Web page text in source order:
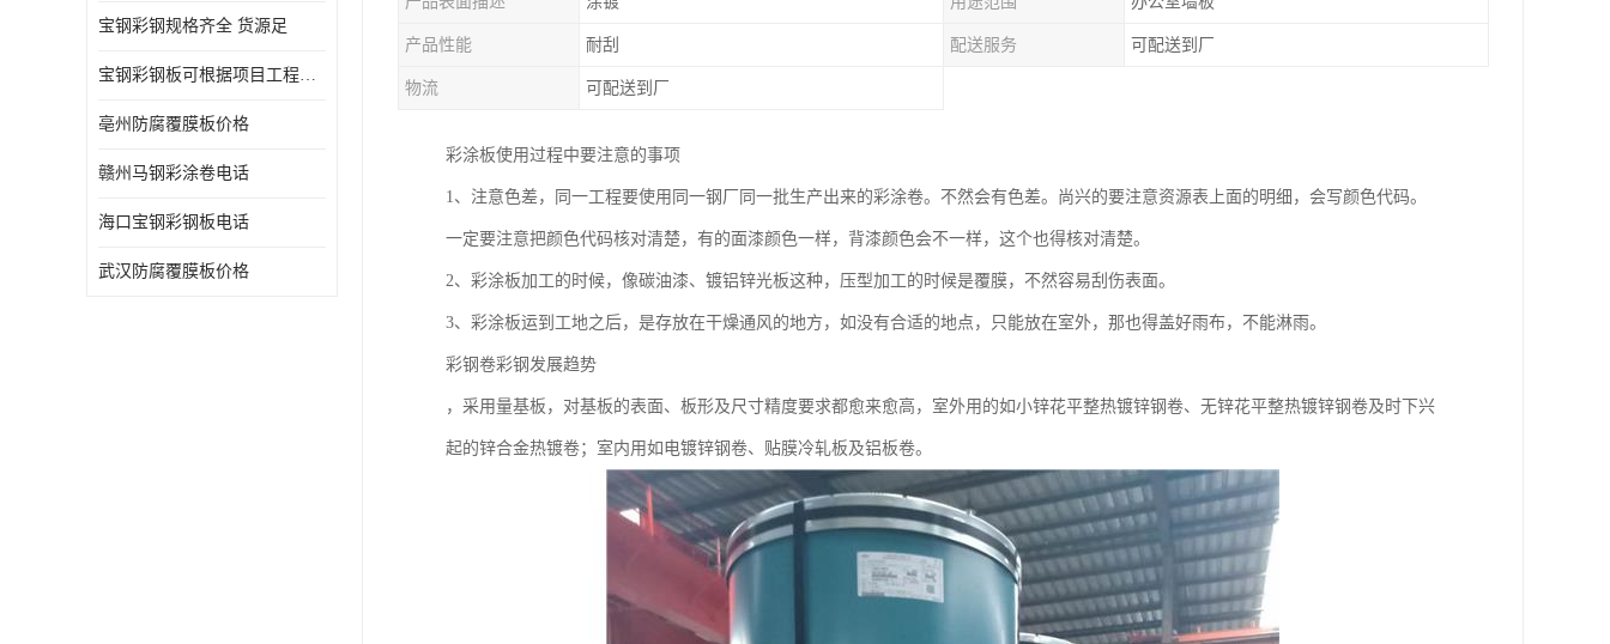
宝钢彩钢规格齐全 货源足
宝钢彩钢板可根据项目工程定制
亳州防腐覆膜板价格
赣州马钢彩涂卷电话
海口宝钢彩钢板电话
武汉防腐覆膜板价格
产品性能 耐刮 配送服务 可配送到厂
物流 可配送到厂
彩涂板使用过程中要注意的事项
1、注意色差，同一工程要使用同一钢厂同一批生产出来的彩涂卷。不然会有色差。尚兴的要注意资源表上面的明细，会写颜色代码。
一定要注意把颜色代码核对清楚，有的面漆颜色一样，背漆颜色会不一样，这个也得核对清楚。
2、彩涂板加工的时候，像碳油漆、镀铝锌光板这种，压型加工的时候是覆膜，不然容易刮伤表面。
3、彩涂板运到工地之后，是存放在干燥通风的地方，如没有合适的地点，只能放在室外，那也得盖好雨布，不能淋雨。
彩钢卷彩钢发展趋势
，采用量基板，对基板的表面、板形及尺寸精度要求都愈来愈高，室外用的如小锌花平整热镀锌钢卷、无锌花平整热镀锌钢卷及时下兴
起的锌合金热镀卷；室内用如电镀锌钢卷、贴膜冷轧板及铝板卷。